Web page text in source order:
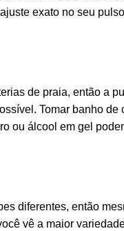
exato no seu
de praia, então a
Tomar banho
ou álcool em gel
diferentes, então
vê a maior